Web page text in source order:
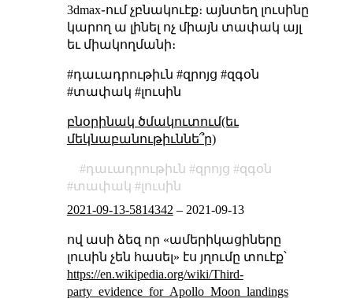
3dmax֊ում չբնակուէք։ այնտեղ լուսինը
կարող ա լինել ոչ միայն տափակ այլ
եւ միակողմանի։
#դաւադրութիւն #զրոյց #զգօն
#տափակ #լուսին
բնօրինակ ծմակուտում(եւ
մեկնաբանութիւննե՞ր)
դաւադրութիւն զրոյց
զգօն
տափակ
լուսին
2021-09-13-5814342 – 2021-09-13
ով ասի ձեզ որ «ամերիկացիները
լուսին չեն հասել» էս յղումը տուէք՝
https://en.wikipedia.org/wiki/Third-
party_evidence_for_Apollo_Moon_landings